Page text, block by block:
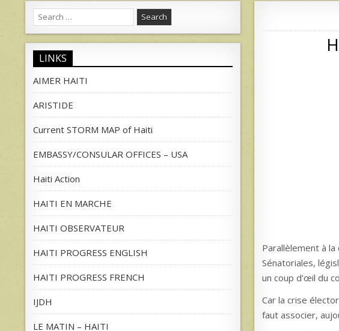
Parallèlement à
Sénatoriales,
un coup d’œil du
Car la crise
faut associer,
Search
for:
LINKS
AIMER HAITI
ARISTIDE
Current STORM MAP of Haiti
EMBASSY/CONSULAR OFFICES – USA
Haiti Action
HAITI EN MARCHE
HAITI OBSERVATEUR
HAITI PROGRESS ENGLISH
HAITI PROGRESS FRENCH
IJDH
LE MATIN – HAITI